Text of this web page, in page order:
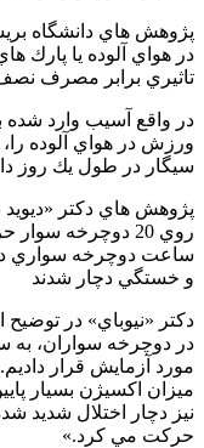
پژوهش هاي دانشگاه
در هواي آلوده يا پارك
تاثيري برابر مصرف
در واقع آسيب وارد شده
ورزش در هواي آلوده
سيگار در طول يك روز
پژوهش هاي دكتر «ديويد
روي 20 دوچرخه
ساعت دوچرخه سواري
و خستگي دچار شدند
دكتر «نيوباي» در
در دوچرخه سواران، به
مورد آزمايش قرار
ميزان اكسيژن بسيار
نيز دچار اختلال شديد
حركت مي كرد.»